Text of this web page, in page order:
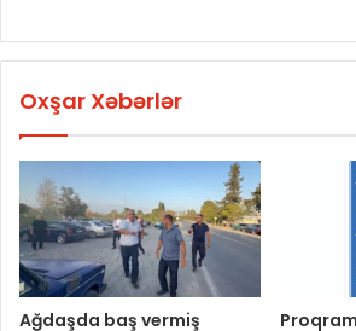
Oxşar Xəbərlər
Ağdaşda baş vermiş